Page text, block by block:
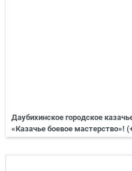
Даубихинское городское
«Казачье боевое мастерство»!